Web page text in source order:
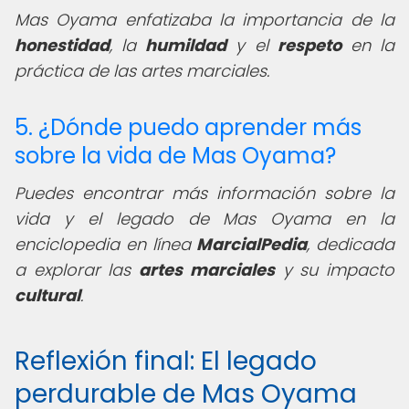
Mas Oyama enfatizaba la importancia de la
honestidad, la humildady el respetoen la
práctica de las artes marciales.
5. ¿Dónde puedo aprender más
sobre la vida de Mas Oyama?
Puedes encontrar más información sobre la
vida y el legado de Mas Oyama en la
enciclopedia en línea MarcialPedia, dedicada
a explorar las artes marcialesy su impacto
cultural.
Reflexión final: El legado
perdurable de Mas Oyama